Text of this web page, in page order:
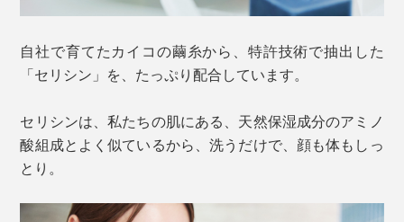
自社で育てたカイコの繭糸から、特許技術で抽出した
「セリシン」を、たっぷり配合しています。
セリシンは、私たちの肌にある、天然保湿成分のアミノ
酸組成とよく似ているから、洗うだけで、顔も体もしっ
とり。